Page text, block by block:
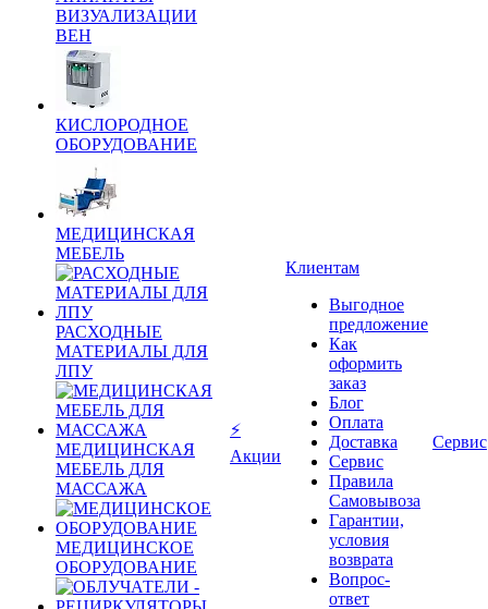
ВИЗУАЛИЗАЦИИ
ВЕН
КИСЛОРОДНОЕ
ОБОРУДОВАНИЕ
МЕДИЦИНСКАЯ
МЕБЕЛЬ
РАСХОДНЫЕ
МАТЕРИАЛЫ ДЛЯ
ЛПУ
МЕДИЦИНСКАЯ
МЕБЕЛЬ ДЛЯ
МАССАЖА
МЕДИЦИНСКОЕ
ОБОРУДОВАНИЕ
⚡
Акции
Клиентам
Выгодное
предложение
Как
оформить
заказ
Блог
Оплата
Доставка
Сервис
Правила
Самовывоза
Гарантии,
условия
возврата
Вопрос-
ответ
Сервис